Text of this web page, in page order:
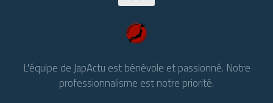
L'équipe de JapActu est bénévole et passionné. Notre
professionnalisme est notre priorité.